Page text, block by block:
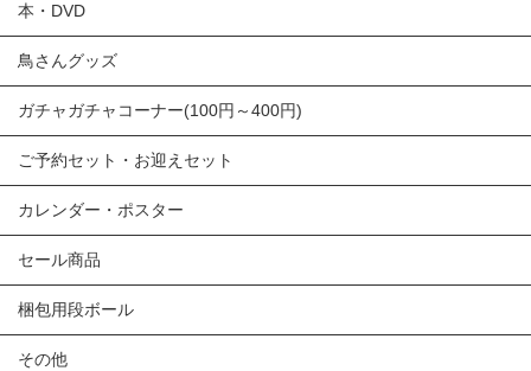
本・DVD
鳥さんグッズ
ガチャガチャコーナー(100円～400円)
ご予約セット・お迎えセット
カレンダー・ポスター
セール商品
梱包用段ボール
その他